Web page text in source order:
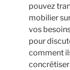
pouvez
mobilier
vos
pour
comment